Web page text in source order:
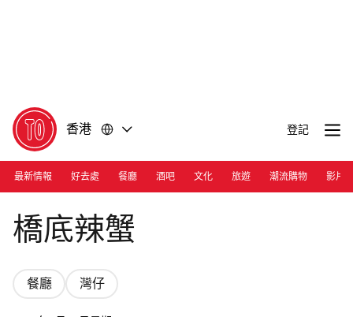
香港 登記
最新情報 好去處 餐廳 酒吧 文化 旅遊 潮流購物 影片
Photograph: Courtesy Under Bridge Spicy Crab
橋底辣蟹
餐廳 灣仔